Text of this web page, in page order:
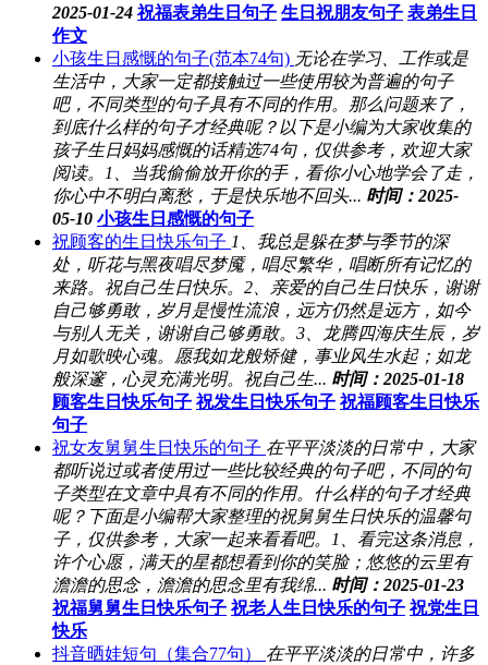
2025-01-24 祝福表弟生日句子 生日祝朋友句子 表弟生日
作文
小孩生日感慨的句子(范本74句) 无论在学习、工作或是
生活中，大家一定都接触过一些使用较为普遍的句子
吧，不同类型的句子具有不同的作用。那么问题来了，
到底什么样的句子才经典呢？以下是小编为大家收集的
孩子生日妈妈感慨的话精选74句，仅供参考，欢迎大家
阅读。1、当我偷偷放开你的手，看你小心地学会了走，
你心中不明白离愁，于是快乐地不回头... 时间：2025-
05-10 小孩生日感慨的句子
祝顾客的生日快乐句子 1、我总是躲在梦与季节的深
处，听花与黑夜唱尽梦魇，唱尽繁华，唱断所有记忆的
来路。祝自己生日快乐。2、亲爱的自己生日快乐，谢谢
自己够勇敢，岁月是慢性流浪，远方仍然是远方，如今
与别人无关，谢谢自己够勇敢。3、龙腾四海庆生辰，岁
月如歌映心魂。愿我如龙般矫健，事业风生水起；如龙
般深邃，心灵充满光明。祝自己生... 时间：2025-01-18
顾客生日快乐句子 祝发生日快乐句子 祝福顾客生日快乐
句子
祝女友舅舅生日快乐的句子 在平平淡淡的日常中，大家
都听说过或者使用过一些比较经典的句子吧，不同的句
子类型在文章中具有不同的作用。什么样的句子才经典
呢？下面是小编帮大家整理的祝舅舅生日快乐的温馨句
子，仅供参考，大家一起来看看吧。1、看完这条消息，
许个心愿，满天的星都想看到你的笑脸；悠悠的云里有
澹澹的思念，澹澹的思念里有我绵... 时间：2025-01-23
祝福舅舅生日快乐句子 祝老人生日快乐的句子 祝党生日
快乐
抖音晒娃短句（集合77句）
在平平淡淡的日常中，许多